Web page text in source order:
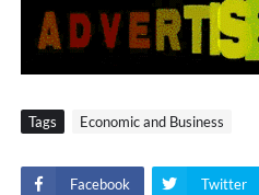
Tags Economic and Business
Facebook Twitter